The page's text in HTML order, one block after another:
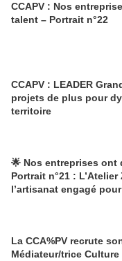
CCAPV : Nos
talent – Portrait n°22
CCAPV : LEADER
projets de plus pour
territoire
🌟 Nos entreprises ont
Portrait n°21 : L’Atelier
l’artisanat engagé
La CCA%PV recrute
Médiateur/trice Culture